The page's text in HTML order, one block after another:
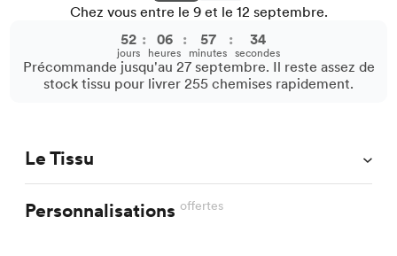
Chez vous entre le 9 et le 12 septembre.
52
jours
: 06
heures
: 57
minutes
: 34
secondes
Précommande jusqu'au 27 septembre. Il reste assez de
stock tissu pour livrer 255 chemises rapidement.
Le Tissu
Personnalisations offertes